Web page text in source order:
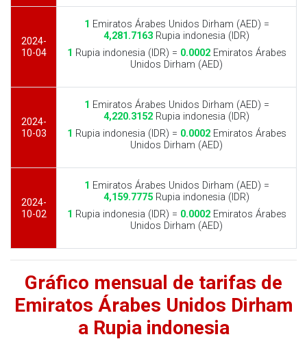
2024-
10-04
1 Emiratos Árabes Unidos Dirham (AED) =
4,281.7163 Rupia indonesia (IDR)
1 Rupia indonesia (IDR) = 0.0002Emiratos Árabes
Unidos Dirham (AED)
2024-
10-03
1 Emiratos Árabes Unidos Dirham (AED) =
4,220.3152 Rupia indonesia (IDR)
1 Rupia indonesia (IDR) = 0.0002Emiratos Árabes
Unidos Dirham (AED)
2024-
10-02
1 Emiratos Árabes Unidos Dirham (AED) =
4,159.7775 Rupia indonesia (IDR)
1 Rupia indonesia (IDR) = 0.0002Emiratos Árabes
Unidos Dirham (AED)
Gráfico mensual de tarifas de
Emiratos Árabes Unidos Dirham
a Rupia indonesia